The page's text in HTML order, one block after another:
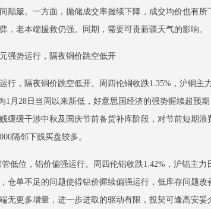
颠簸。一方面，抛储成交率握续下降，成交均价也有
，老本端援救仍强。同期，需要可贵新疆天气的影响。
强势运行，隔夜铜价跳空低开
行，隔夜铜价跳空低开。周四伦铜收跌1.35%，沪铜
1月28日当周以来新低，好意思国经济的强势握续超预
缓缓干涉中秋及国庆节前备货补库阶段，对节前短期
隔邻下贱买盘较多。
低位，铝价偏强运行。周四伦铝收跌1.42%，沪铝主
仓单不足的问题使得铝价握续偏强运行，低库存问题
无更多增量，进一步进取的驱动有限，投契可逢高安妥